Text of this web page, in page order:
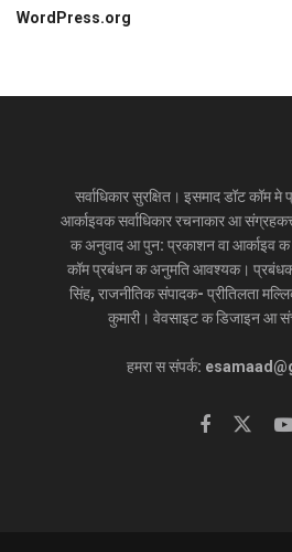
WordPress.org
सर्वाधिकार सुरक्षित। इसमाद डॉट कॉम
आर्काइवक सर्वाधिकार रचनाकार आ
क अनुवाद आ पुन: प्रकाशन वा आर्काइव
कॉम प्रबंधन क अनुमति आवश्यक।
सिंह, राजनीतिक संपादक- प्रीतिलता
कुमारी। वेवसाइट क डिजाइन आ
हमरा स संपर्क: